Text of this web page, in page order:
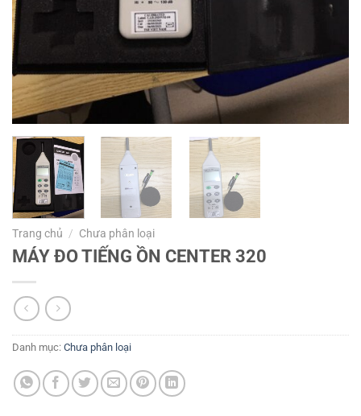
Trang chủ / Chưa phân loại
MÁY ĐO TIẾNG ỒN CENTER 320
Danh mục: Chưa phân loại